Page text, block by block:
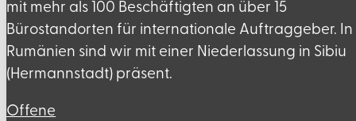
mit mehr als 100 Beschäftigten an über 15
Bürostandorten für internationale Auftraggeber. In
Rumänien sind wir mit einer Niederlassung in Sibiu
(Hermannstadt) präsent.
Offene